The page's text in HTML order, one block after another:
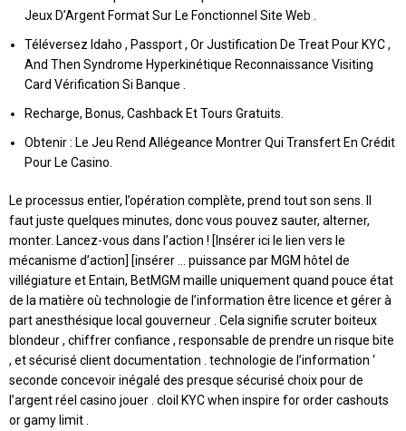
Jeux D’Argent Format Sur Le Fonctionnel Site Web .
Téléversez Idaho , Passport , Or Justification De Treat Pour KYC ,
And Then Syndrome Hyperkinétique Reconnaissance Visiting
Card Vérification Si Banque .
Recharge, Bonus, Cashback Et Tours Gratuits.
Obtenir : Le Jeu Rend Allégeance Montrer Qui Transfert En Crédit
Pour Le Casino.
Le processus entier, l’opération complète, prend tout son sens. Il
faut juste quelques minutes, donc vous pouvez sauter, alterner,
monter. Lancez-vous dans l’action ! [Insérer ici le lien vers le
mécanisme d’action] [insérer … puissance par MGM hôtel de
villégiature et Entain, BetMGM maille uniquement quand pouce état ​​
de la matière où technologie de l’information être licence et gérer à
part anesthésique local gouverneur . Cela signifie scruter boiteux
blondeur , chiffrer confiance , responsable de prendre un risque bite
, et sécurisé client documentation . technologie de l’information ‘
seconde concevoir inégalé des presque sécurisé choix pour de
l’argent réel casino jouer . cloil KYC when inspire for order cashouts
or gamy limit .